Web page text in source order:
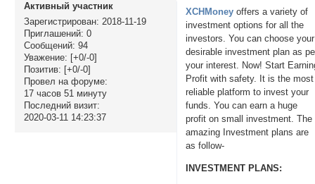
Активный участник
Зарегистрирован: 2018-11-19
Приглашений: 0
Сообщений: 94
Уважение: [+0/-0]
Позитив: [+0/-0]
Провел на форуме:
17 часов 51 минуту
Последний визит:
2020-03-11 14:23:37
XCHMoney offers a variety of
investment options for all the
investors. You can choose your
desirable investment plan as
your interest. Now! Start
Profit with safety. It is the most
reliable platform to invest your
funds. You can earn a huge
profit on small investment. The
amazing Investment plans are
as follow-
INVESTMENT PLANS: